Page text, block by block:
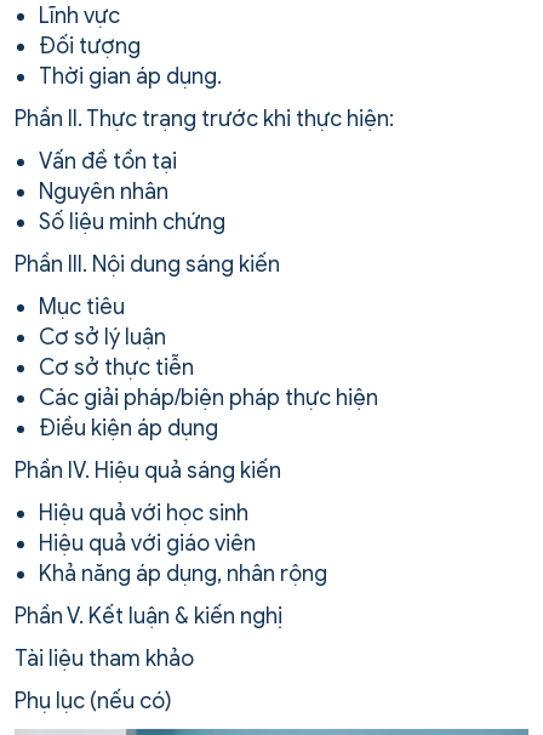
Lĩnh vực
Đối tượng
Thời gian áp dụng.
Phần II. Thực trạng trước khi thực hiện:
Vấn đề tồn tại
Nguyên nhân
Số liệu minh chứng
Phần III. Nội dung sáng kiến
Mục tiêu
Cơ sở lý luận
Cơ sở thực tiễn
Các giải pháp/biện pháp thực hiện
Điều kiện áp dụng
Phần IV. Hiệu quả sáng kiến
Hiệu quả với học sinh
Hiệu quả với giáo viên
Khả năng áp dụng, nhân rộng
Phần V. Kết luận & kiến nghị
Tài liệu tham khảo
Phụ lục (nếu có)